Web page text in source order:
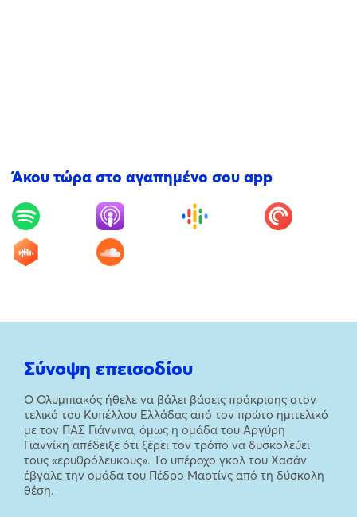
Άκου τώρα στο αγαπημένο σου app
Σύνοψη επεισοδίου
Ο Ολυμπιακός ήθελε να βάλει βάσεις πρόκρισης στον
τελικό του Κυπέλλου Ελλάδας από τον πρώτο ημιτελικό
με τον ΠΑΣ Γιάννινα, όμως η ομάδα του Αργύρη
Γιαννίκη απέδειξε ότι ξέρει τον τρόπο να δυσκολεύει
τους «ερυθρόλευκους». Το υπέροχο γκολ του Χασάν
έβγαλε την ομάδα του Πέδρο Μαρτίνς από τη δύσκολη
θέση.